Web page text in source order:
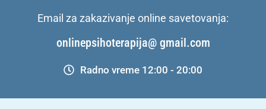
Email za zakazivanje online savetovanja:
onlinepsihoterapija@ gmail.com
Radno vreme 12:00 - 20:00